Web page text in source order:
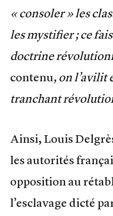
« consoler » les
les mystifier ; ce
doctrine
contenu, on l’avilit
tranchant
Ainsi, Louis
les autorités
opposition au
l’esclavage dicté